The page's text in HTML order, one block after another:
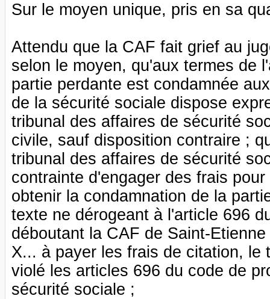
Sur le moyen unique, pris en sa
Attendu que la CAF fait grief au
selon le moyen, qu'aux termes de
partie perdante est condamnée
de la sécurité sociale dispose
tribunal des affaires de sécurité
civile, sauf disposition contraire ;
tribunal des affaires de sécurité
contrainte d'engager des frais
obtenir la condamnation de la
texte ne dérogeant à l'article 696
déboutant la CAF de Saint-
X... à payer les frais de citation, le
violé les articles 696 du code de
sécurité sociale ;